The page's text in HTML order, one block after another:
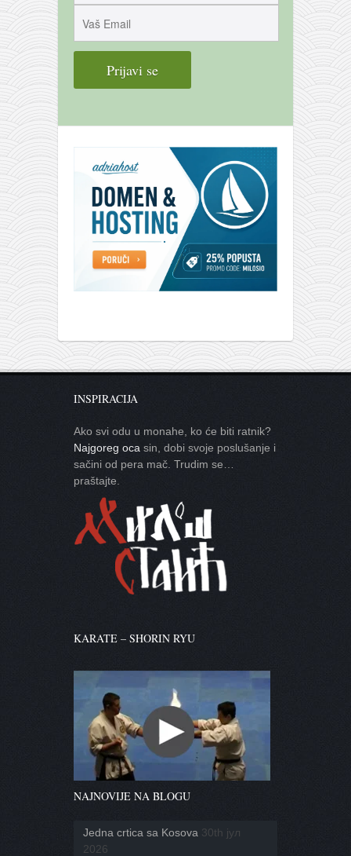
kontakt
INSPIRACIJA
Ako svi odu u monahe, ko će biti ratnik?
Najgoreg oca sin, dobi svoje poslušanje i
sačini od pera mač. Trudim se…
praštajte.
KARATE – SHORIN RYU
NAJNOVIJE NA BLOGU
Jedna crtica sa Kosova 30th јул
2026